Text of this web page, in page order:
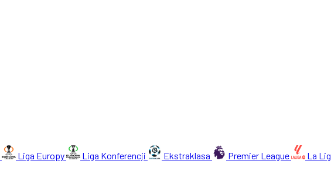
Liga Europy Liga Konferencji Ekstraklasa Premier League
La